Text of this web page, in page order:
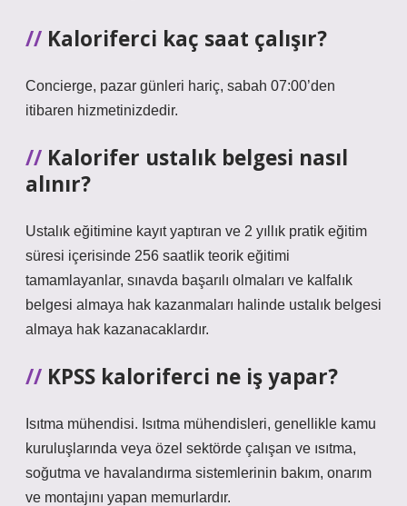
Kaloriferci kaç saat çalışır?
Concierge, pazar günleri hariç, sabah 07:00’den
itibaren hizmetinizdedir.
Kalorifer ustalık belgesi nasıl
alınır?
Ustalık eğitimine kayıt yaptıran ve 2 yıllık pratik eğitim
süresi içerisinde 256 saatlik teorik eğitimi
tamamlayanlar, sınavda başarılı olmaları ve kalfalık
belgesi almaya hak kazanmaları halinde ustalık belgesi
almaya hak kazanacaklardır.
KPSS kaloriferci ne iş yapar?
Isıtma mühendisi. Isıtma mühendisleri, genellikle kamu
kuruluşlarında veya özel sektörde çalışan ve ısıtma,
soğutma ve havalandırma sistemlerinin bakım, onarım
ve montajını yapan memurlardır.